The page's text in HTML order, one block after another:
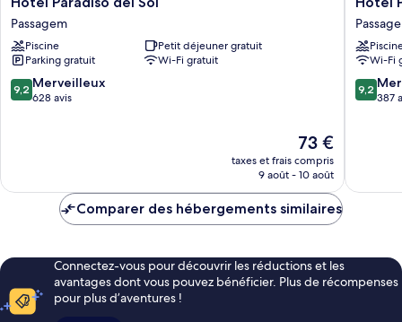
Paradiso
del
Sol
Passagem
Passagem
Piscine
Petit déjeuner gratuit
Parking gratuit
Wi-Fi gratuit
9.2
sur
9,2 Merveilleux
628 avis
Le
nouveau
prix
de
73 €
taxes et frais compris
9 août - 10 août
Recanto
da
Wi-Fi
9.2
sur
9,2
387
Comparer des hébergements similaires
Connectez-vous pour découvrir les réductions et les
avantages dont vous pouvez bénéficier. Plus de récompenses
pour plus d’aventures !